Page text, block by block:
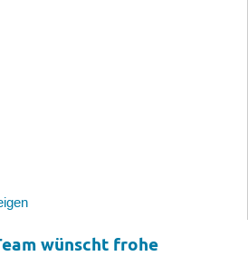
wünscht frohe